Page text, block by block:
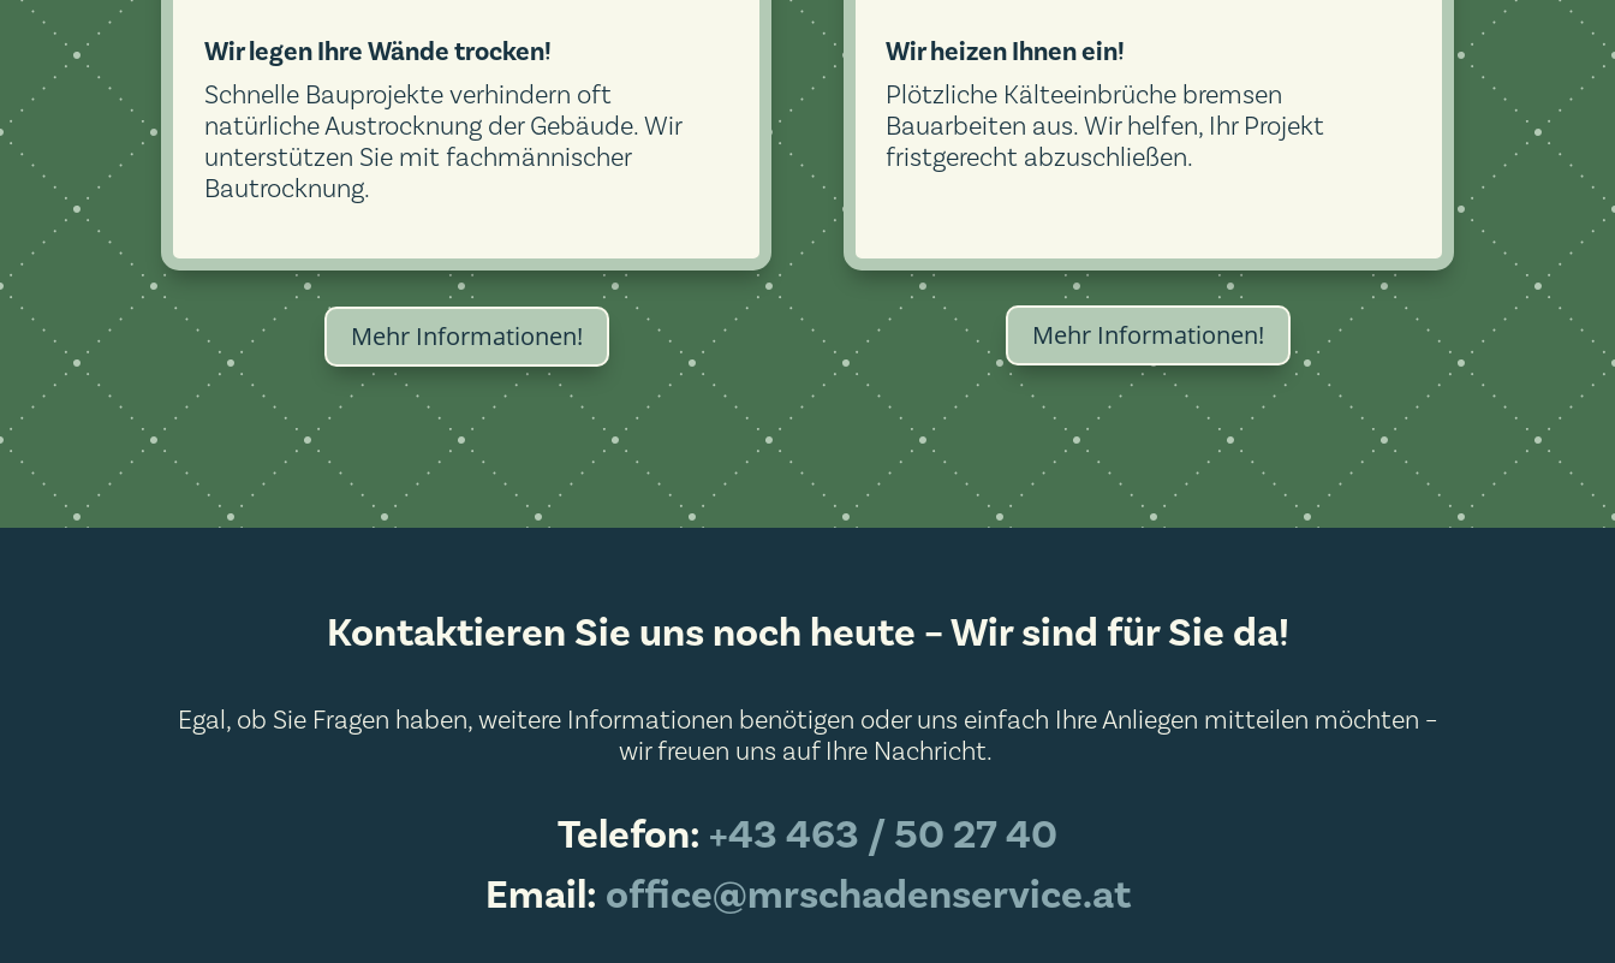
Wir legen Ihre Wände trocken!
Schnelle Bauprojekte verhindern oft
natürliche Austrocknung der Gebäude. Wir
unterstützen Sie mit fachmännischer
Bautrocknung.
Mehr Informationen!
Wir heizen Ihnen ein!
Plötzliche Kälteeinbrüche bremsen
Bauarbeiten aus. Wir helfen, Ihr Projekt
fristgerecht abzuschließen.
Mehr Informationen!
Kontaktieren Sie uns noch heute – Wir sind für Sie da!
Egal, ob Sie Fragen haben, weitere Informationen benötigen oder uns einfach Ihre Anliegen mitteilen möchten –
wir freuen uns auf Ihre Nachricht.
Telefon: +43 463 / 50 27 40
Email: office@mrschadenservice.at